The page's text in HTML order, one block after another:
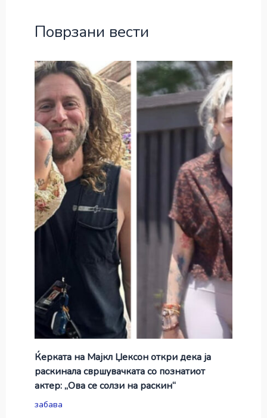
Поврзани вести
Ќерката на Мајкл Џексон откри дека ја
раскинала свршувачката со познатиот
актер: „Ова се солзи на раскин“
забава